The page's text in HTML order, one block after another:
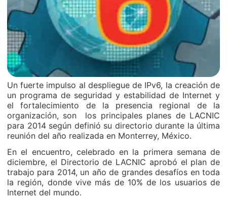
Un fuerte impulso al despliegue de IPv6, la creación de
un programa de seguridad y estabilidad de Internet y
el fortalecimiento de la presencia regional de la
organización, son los principales planes de LACNIC
para 2014 según definió su directorio durante la última
reunión del año realizada en Monterrey, México.
En el encuentro, celebrado en la primera semana de
diciembre, el Directorio de LACNIC aprobó el plan de
trabajo para 2014, un año de grandes desafíos en toda
la región, donde vive más de 10% de los usuarios de
Internet del mundo.